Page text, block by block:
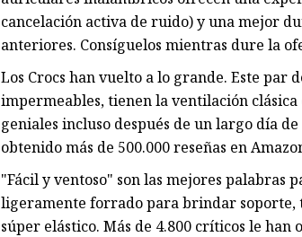
cancelación activa de ruido) y una mejor
anteriores. Consíguelos mientras dure la
Los Crocs han vuelto a lo grande. Este par
impermeables, tienen la ventilación clásica
geniales incluso después de un largo día
obtenido más de 500.000 reseñas en
"Fácil y ventoso" son las mejores palabras
ligeramente forrado para brindar soporte,
súper elástico. Más de 4.800 críticos le